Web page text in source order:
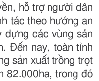
hỗ trợ người dân
tác theo hướng an
dựng các vùng sản
Đến nay, toàn tỉnh
sản xuất trồng trọt
82.000ha, trong đó